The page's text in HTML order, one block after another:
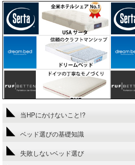
当HPにかけないこと!?
ベッド選びの基礎知識
失敗しないベッド選び